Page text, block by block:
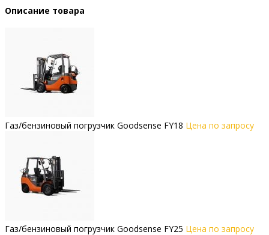
Описание товара
Газ/бензиновый погрузчик Goodsense FY18 Цена по запросу
Газ/бензиновый погрузчик Goodsense FY25 Цена по запросу